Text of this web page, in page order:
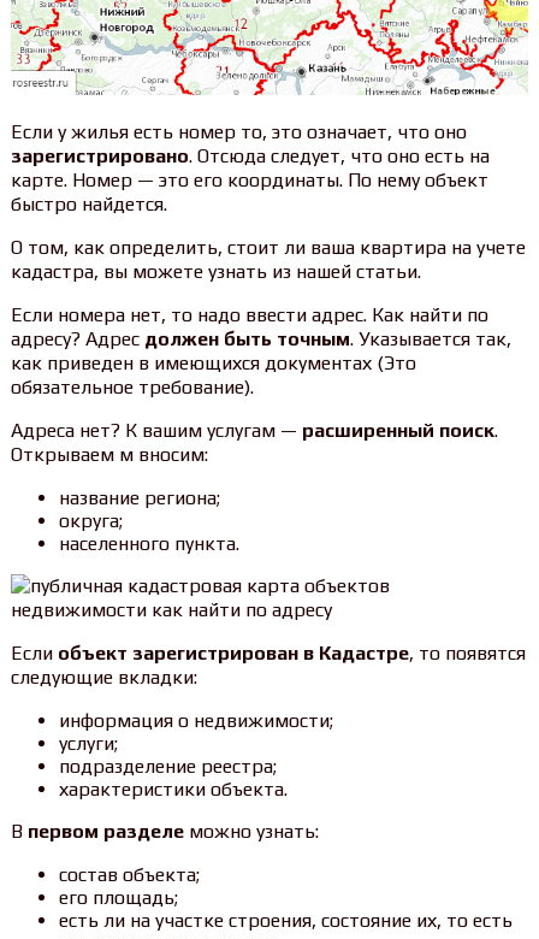
Если у жилья есть номер то, это означает, что оно
зарегистрировано. Отсюда следует, что оно есть на
карте. Номер — это его координаты. По нему объект
быстро найдется.
О том, как определить, стоит ли ваша квартира на учете
кадастра, вы можете узнать из нашей статьи.
Если номера нет, то надо ввести адрес. Как найти по
адресу? Адрес должен быть точным. Указывается так,
как приведен в имеющихся документах (Это
обязательное требование).
Адреса нет? К вашим услугам — расширенный поиск.
Открываем м вносим:
название региона;
округа;
населенного пункта.
Если объект зарегистрирован в Кадастре, то появятся
следующие вкладки:
информация о недвижимости;
услуги;
подразделение реестра;
характеристики объекта.
В первом разделеможно узнать:
состав объекта;
его площадь;
есть ли на участке строения, состояние их, то есть